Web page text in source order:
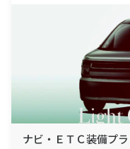
ナビ・ＥＴＣ装備プ